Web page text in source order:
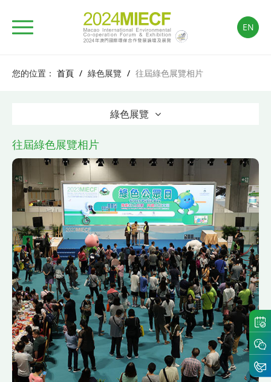
EN
您的位置： 首頁 / 綠色展覽 / 往屆綠色展覽相片
綠色展覽
往屆綠色展覽相片